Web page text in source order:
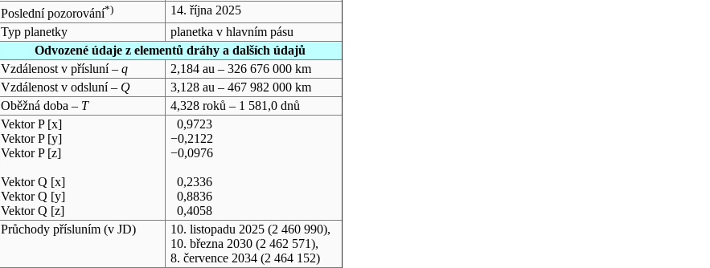
Poslední pozorování*)
14. října 2025
Typ planetky
planetka v hlavním pásu
Odvozené údaje z elementů dráhy a dalších údajů
Vzdálenost v přísluní – q
2,184 au – 326 676 000 km
Vzdálenost v odsluní – Q
3,128 au – 467 982 000 km
Oběžná doba – T
4,328 roků – 1 581,0 dnů
Vektor P [x]
Vektor P [y]
Vektor P [z]
Vektor Q [x]
Vektor Q [y]
Vektor Q [z]
0,9723
−0,2122
−0,0976
0,2336
0,8836
0,4058
Průchody přísluním (v JD) 10. listopadu 2025(2 460 990),
10. března 2030(2 462 571),
8. července 2034(2 464 152)